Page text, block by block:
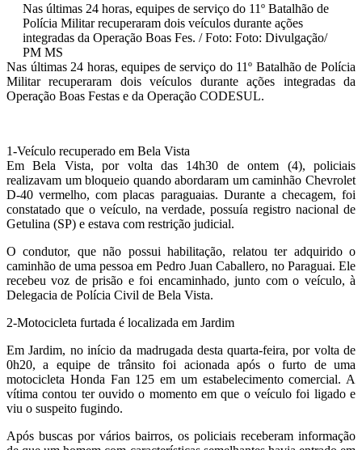
Nas últimas 24 horas, equipes de serviço do 11º Batalhão de
Polícia Militar recuperaram dois veículos durante ações
integradas da Operação Boas Fes. / Foto: Foto: Divulgação/
PM MS
Nas últimas 24 horas, equipes de serviço do 11º Batalhão de Polícia
Militar recuperaram dois veículos durante ações integradas da
Operação Boas Festas e da Operação CODESUL.
1-Veículo recuperado em Bela Vista
Em Bela Vista, por volta das 14h30 de ontem (4), policiais
realizavam um bloqueio quando abordaram um caminhão Chevrolet
D-40 vermelho, com placas paraguaias. Durante a checagem, foi
constatado que o veículo, na verdade, possuía registro nacional de
Getulina (SP) e estava com restrição judicial.
O condutor, que não possui habilitação, relatou ter adquirido o
caminhão de uma pessoa em Pedro Juan Caballero, no Paraguai. Ele
recebeu voz de prisão e foi encaminhado, junto com o veículo, à
Delegacia de Polícia Civil de Bela Vista.
2-Motocicleta furtada é localizada em Jardim
Em Jardim, no início da madrugada desta quarta-feira, por volta de
0h20, a equipe de trânsito foi acionada após o furto de uma
motocicleta Honda Fan 125 em um estabelecimento comercial. A
vítima contou ter ouvido o momento em que o veículo foi ligado e
viu o suspeito fugindo.
Após buscas por vários bairros, os policiais receberam informação